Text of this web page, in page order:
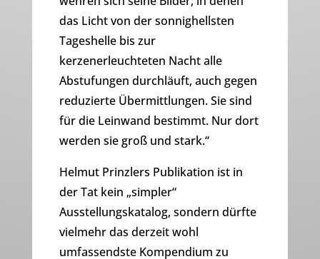
das Licht von der sonnighellsten
Tageshelle bis zur
kerzenerleuchteten Nacht alle
Abstufungen durchläuft, auch gegen
reduzierte Übermittlungen. Sie sind
für die Leinwand bestimmt. Nur dort
werden sie groß und stark.“
Helmut Prinzlers Publikation ist in
der Tat kein „simpler“
Ausstellungskatalog, sondern dürfte
vielmehr das derzeit wohl
umfassendste Kompendium zu